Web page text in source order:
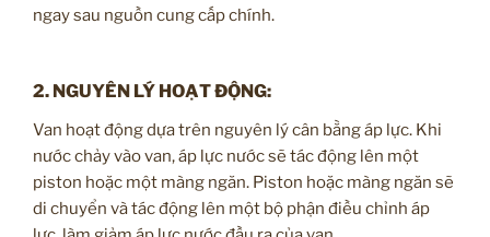
ngay sau nguồn cung cấp chính.
2. NGUYÊN LÝ HOẠT ĐỘNG:
Van hoạt động dựa trên nguyên lý cân bằng áp lực. Khi
nước chảy vào van, áp lực nước sẽ tác động lên một
piston hoặc một màng ngăn. Piston hoặc màng ngăn sẽ
di chuyển và tác động lên một bộ phận điều chỉnh áp